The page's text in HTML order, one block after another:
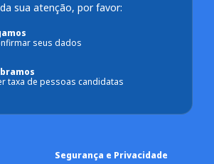
Segurança e Privacidade
sua atenção, por favor:
seus dados
taxa de pessoas candidatas